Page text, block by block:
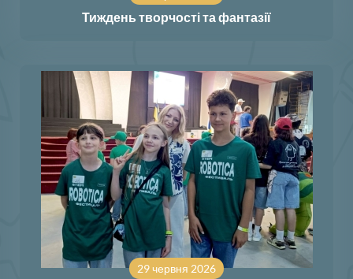
Тиждень творчості та фантазії
29 червня 2026